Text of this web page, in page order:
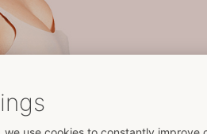
products. All devices have the
gives women an intense stimulation